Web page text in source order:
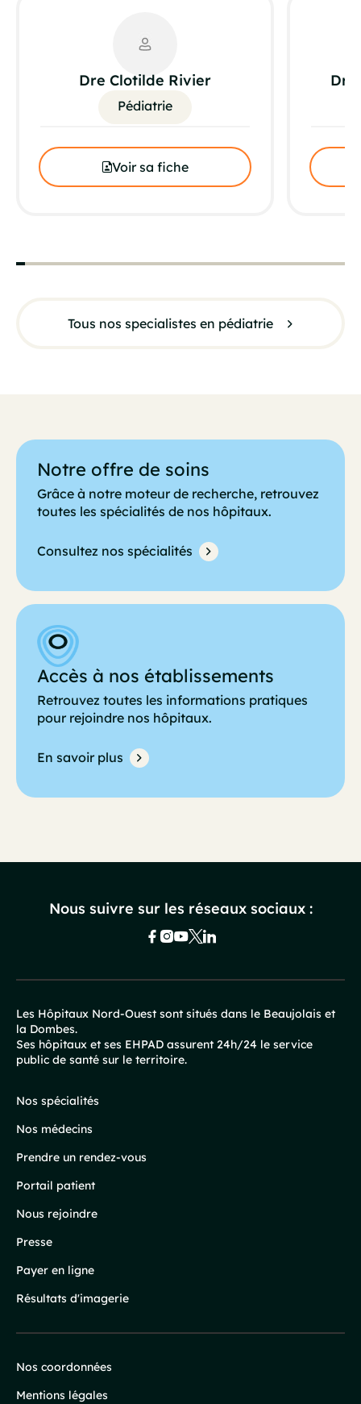
Tous nos specialistes en pédiatrie
Dre Clotilde Rivier
Pédiatrie
Voir sa fiche
Notre offre de soins
Grâce à notre moteur de recherche, retrouvez
toutes les spécialités de nos hôpitaux.
Consultez nos spécialités
Accès à nos établissements
Retrouvez toutes les informations pratiques
pour rejoindre nos hôpitaux.
En savoir plus
Nous suivre sur les réseaux sociaux :
Pied
de
page
Les Hôpitaux Nord-Ouest sont situés dans le Beaujolais et
la Dombes.
Ses hôpitaux et ses EHPAD assurent 24h/24 le service
public de santé sur le territoire.
Nos spécialités
Nos médecins
Prendre un rendez-vous
Portail patient
Nous rejoindre
Presse
Payer en ligne
Résultats d'imagerie
Nos coordonnées
Mentions légales